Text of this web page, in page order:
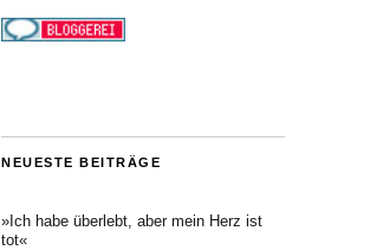
NEUESTE BEITRÄGE
»Ich habe überlebt, aber mein Herz ist
tot«